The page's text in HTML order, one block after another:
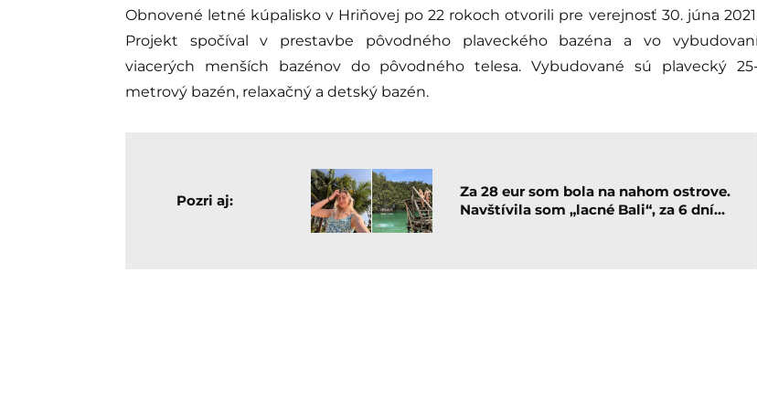
Obnovené letné kúpalisko v Hriňovej po 22 rokoch otvorili pre verejnosť 30. júna
Projekt spočíval v prestavbe pôvodného plaveckého bazéna a vo
viacerých menších bazénov do pôvodného telesa. Vybudované sú plavecký
metrový bazén, relaxačný a detský bazén.
Pozri aj:
Za 28 eur som bola na nahom ostrove.
Navštívila som „lacné Bali“, za 6 dní…